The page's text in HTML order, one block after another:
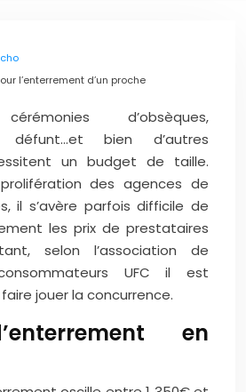
l’enterrement d’un proche
d’obsèques,
bien d’autres
un budget de taille.
des agences de
il s’avère parfois difficile de
les prix de prestataires
selon l’association de
UFC il est
jouer la concurrence.
en